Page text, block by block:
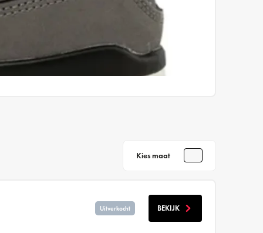
Kies maat
Uitverkocht BEKIJK